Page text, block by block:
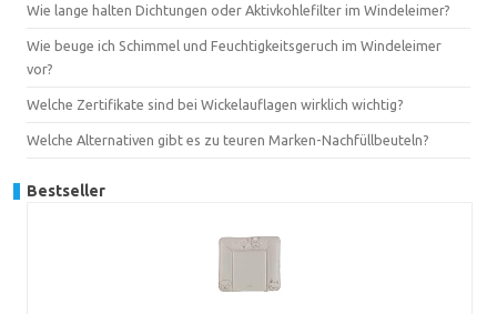
Wie lange halten Dichtungen oder Aktivkohlefilter im Windeleimer?
Wie beuge ich Schimmel und Feuchtigkeitsgeruch im Windeleimer
vor?
Welche Zertifikate sind bei Wickelauflagen wirklich wichtig?
Welche Alternativen gibt es zu teuren Marken-Nachfüllbeuteln?
Bestseller